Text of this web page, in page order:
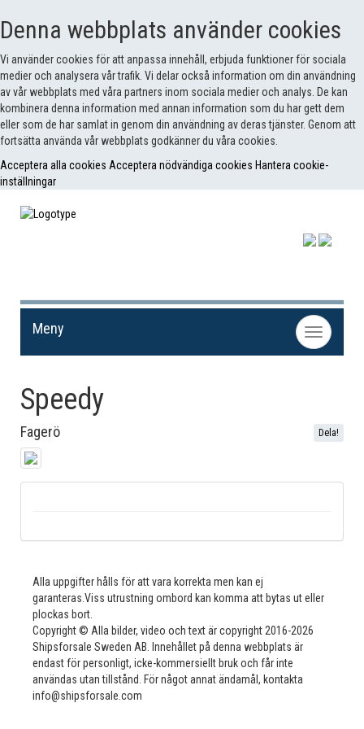
Denna webbplats använder cookies
Vi använder cookies för att anpassa innehåll, erbjuda funktioner för sociala
medier och analysera vår trafik. Vi delar också information om din användning
av vår webbplats med våra partners inom sociala medier och analys. De kan
kombinera denna information med annan information som du har gett dem
eller som de har samlat in genom din användning av deras tjänster. Genom att
fortsätta använda vår webbplats godkänner du våra cookies.
Acceptera alla cookies Acceptera nödvändiga cookies Hantera cookie-
inställningar
Toggle
navigation
Meny
Speedy
Fagerö Dela!
Alla uppgifter hålls för att vara korrekta men kan ej
garanteras.Viss utrustning ombord kan komma att bytas ut eller
plockas bort.
Copyright © Alla bilder, video och text är copyright 2016-2026
Shipsforsale Sweden AB. Innehållet på denna webbplats är
endast för personligt, icke-kommersiellt bruk och får inte
användas utan tillstånd. För något annat ändamål, kontakta
info@shipsforsale.com